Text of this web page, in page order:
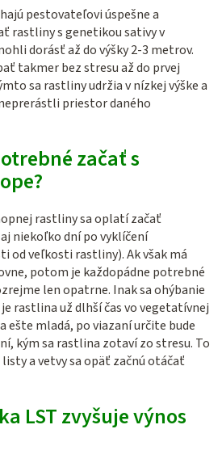
pestovateľovi úspešne a
rastliny s genetikou sativy v
dorásť až do výšky 2-3 metrov.
takmer bez stresu až do prvej
sa rastliny udržia v nízkej výške a
priestor daného
začať s
rastliny sa oplatí začať
niekoľko dní po vyklíčení
od veľkosti rastliny). Ak však má
potom je každopádne potrebné
len opatrne. Inak sa ohýbanie
rastlina už dlhší čas vo vegetatívnej
ešte mladá, po viazaní určite bude
kým sa rastlina zotaví zo stresu. To
a vetvy sa opäť začnú otáčať
LST zvyšuje výnos